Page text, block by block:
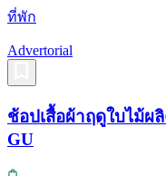
ที่พัก
Advertorial
ช้อปเสื้อผ้าฤดูใบไม้ผ
GU